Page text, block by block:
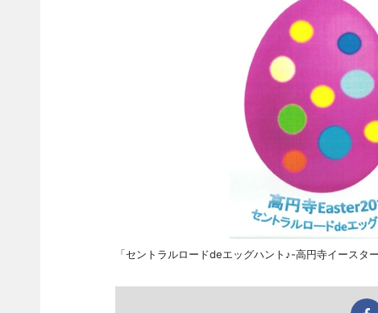
「セントラルロードdeエッグハント♪-高円寺イースタ